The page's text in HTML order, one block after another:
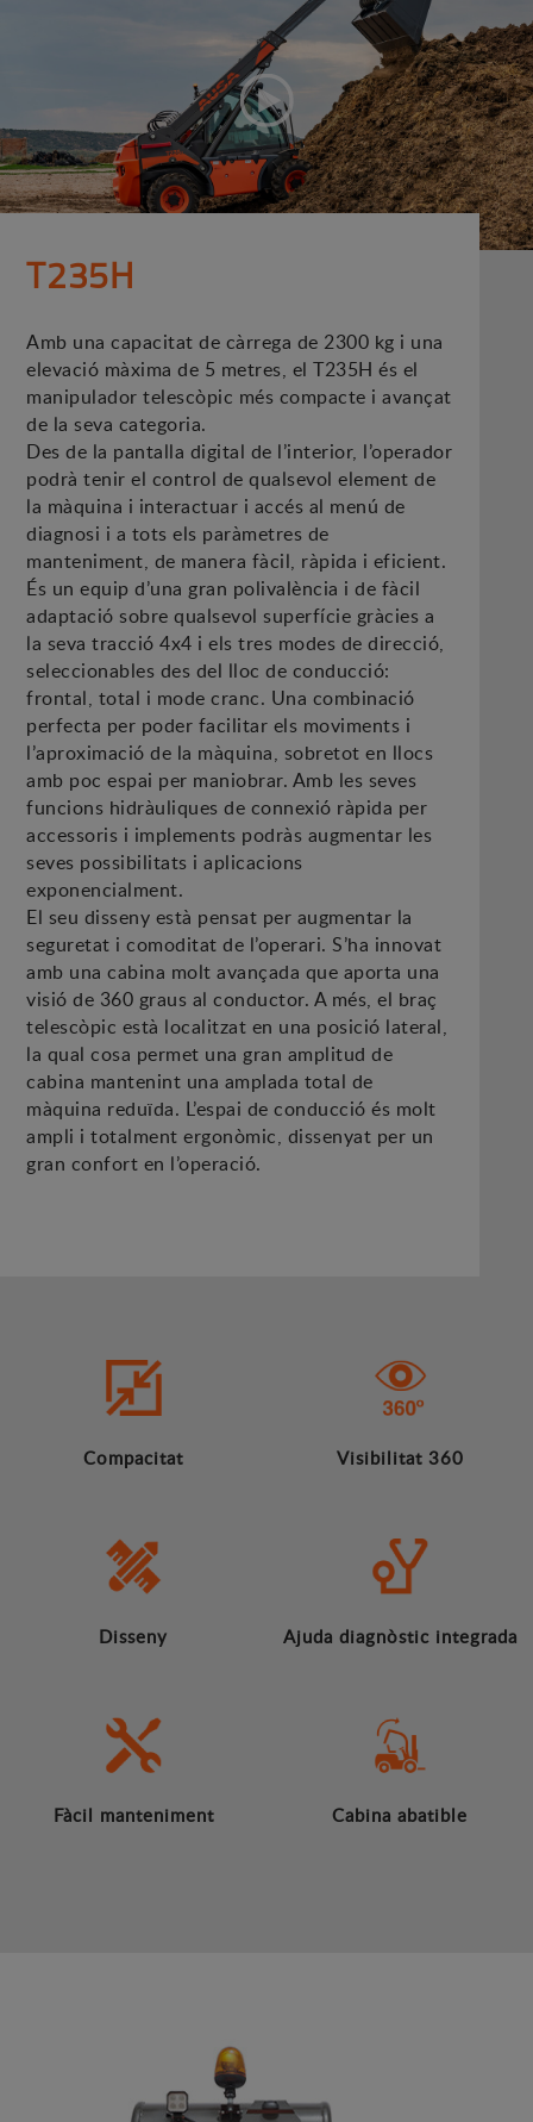
T235H
Amb una capacitat de càrrega de 2300 kg i una
elevació màxima de 5 metres, el T235H és el
manipulador telescòpic més compacte i avançat
de la seva categoria.
Des de la pantalla digital de l’interior, l’operador
podrà tenir el control de qualsevol element de
la màquina i interactuar i accés al menú de
diagnosi i a tots els paràmetres de
manteniment, de manera fàcil, ràpida i eficient.
És un equip d’una gran polivalència i de fàcil
adaptació sobre qualsevol superfície gràcies a
la seva tracció 4x4 i els tres modes de direcció,
seleccionables des del lloc de conducció:
frontal, total i mode cranc. Una combinació
perfecta per poder facilitar els moviments i
l’aproximació de la màquina, sobretot en llocs
amb poc espai per maniobrar. Amb les seves
funcions hidràuliques de connexió ràpida per
accessoris i implements podràs augmentar les
seves possibilitats i aplicacions
exponencialment.
El seu disseny està pensat per augmentar la
seguretat i comoditat de l’operari. S’ha innovat
amb una cabina molt avançada que aporta una
visió de 360 graus al conductor. A més, el braç
telescòpic està localitzat en una posició lateral,
la qual cosa permet una gran amplitud de
cabina mantenint una amplada total de
màquina reduïda. L’espai de conducció és molt
ampli i totalment ergonòmic, dissenyat per un
gran confort en l’operació.
Compacitat Visibilitat 360
Disseny Ajuda diagnòstic integrada
Fàcil manteniment Cabina abatible